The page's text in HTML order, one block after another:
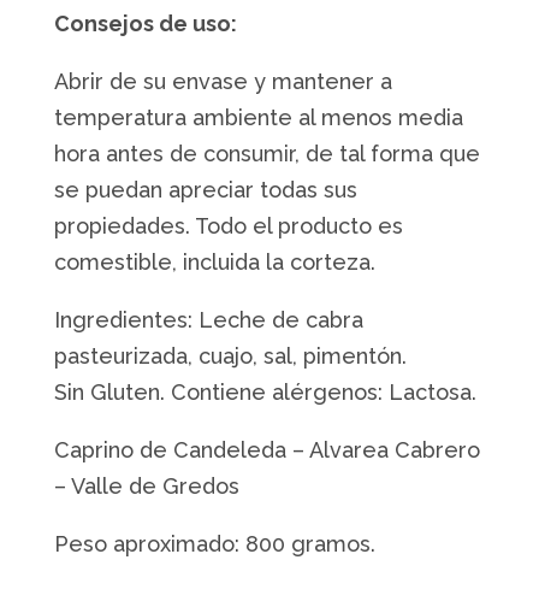
Consejos de uso:
Abrir de su envase y mantener a
temperatura ambiente al menos media
hora antes de consumir, de tal forma que
se puedan apreciar todas sus
propiedades. Todo el producto es
comestible, incluida la corteza.
Ingredientes: Leche de cabra
pasteurizada, cuajo, sal, pimentón.
Sin Gluten. Contiene alérgenos: Lactosa.
Caprino de Candeleda – Alvarea Cabrero
– Valle de Gredos
Peso aproximado: 800 gramos.